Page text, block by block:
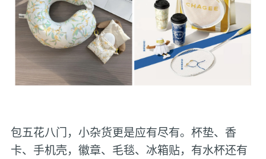
包五花八门，小杂货更是应有尽有。杯垫、香
卡、手机壳，徽章、毛毯、冰箱贴，有水杯还有